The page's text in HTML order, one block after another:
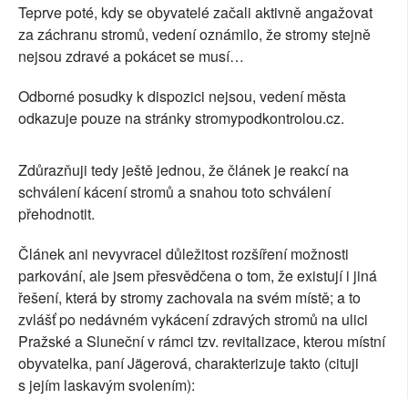
Teprve poté, kdy se obyvatelé začali aktivně angažovat
za záchranu stromů, vedení oznámilo, že stromy stejně
nejsou zdravé a pokácet se musí…
Odborné posudky k dispozici nejsou, vedení města
odkazuje pouze na stránky stromypodkontrolou.cz.
Zdůrazňuji tedy ještě jednou, že článek je reakcí na
schválení kácení stromů a snahou toto schválení
přehodnotit.
Článek ani nevyvracel důležitost rozšíření možnosti
parkování, ale jsem přesvědčena o tom, že existují i jiná
řešení, která by stromy zachovala na svém místě; a to
zvlášť po nedávném vykácení zdravých stromů na ulici
Pražské a Sluneční v rámci tzv. revitalizace, kterou místní
obyvatelka, paní Jägerová, charakterizuje takto (cituji
s jejím laskavým svolením):